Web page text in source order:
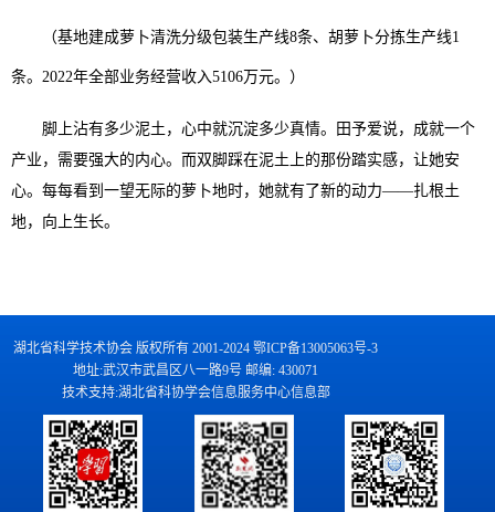
（基地建成萝卜清洗分级包装生产线8条、胡萝卜分拣生产线1
条。2022年全部业务经营收入5106万元。）
脚上沾有多少泥土，心中就沉淀多少真情。田予爱说，成就一个
产业，需要强大的内心。而双脚踩在泥土上的那份踏实感，让她安
心。每每看到一望无际的萝卜地时，她就有了新的动力——扎根土
地，向上生长。
湖北省科学技术协会 版权所有 2001-2024 鄂ICP备13005063号-3
地址:武汉市武昌区八一路9号 邮编: 430071
技术支持:湖北省科协学会信息服务中心信息部